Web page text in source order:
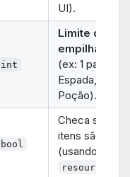
UI).
int
Limite de
(ex: 1 para
Espada, 99
Poção).
bool
Checa se dois
itens são
(usando